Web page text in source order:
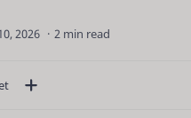
2 min read